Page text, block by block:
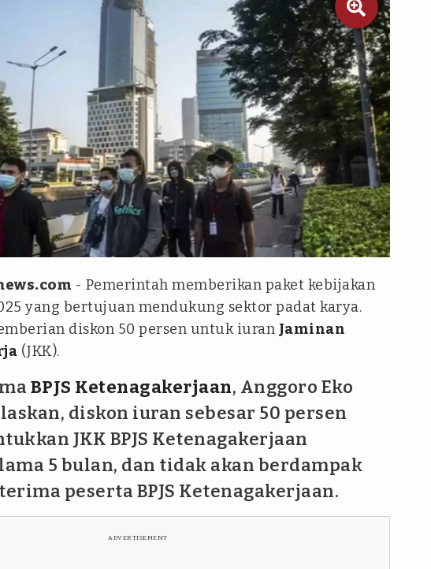

- Pemerintah memberikan paket kebijakan
yang bertujuan mendukung sektor padat karya.
diskon 50 persen untuk iuran Jaminan
(JKK).
BPJS Ketenagakerjaan, Anggoro Eko
diskon iuran sebesar 50 persen
JKK BPJS Ketenagakerjaan
5 bulan, dan tidak akan berdampak
peserta BPJS Ketenagakerjaan.
ADVERTISEMENT